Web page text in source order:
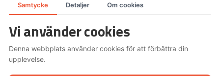
Samtycke Detaljer Om cookies
Vi använder cookies
Denna webbplats använder cookies för att förbättra din
upplevelse.
Ett bolag inom